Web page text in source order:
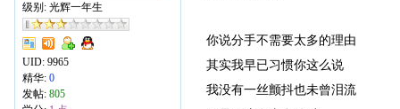
级别: 光辉一年生
UID: 9965
精华: 0
发帖: 805
你说分手不需要太多的理由
其实我早已习惯你这么说
我没有一丝颤抖也未曾泪流